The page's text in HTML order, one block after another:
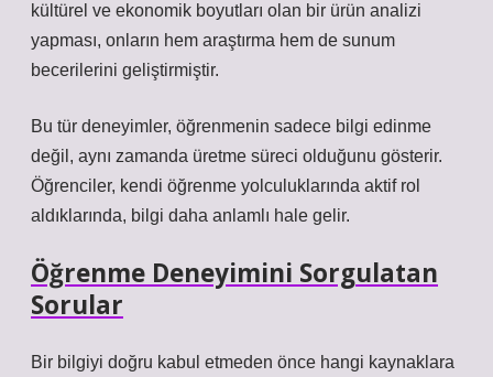
kültürel ve ekonomik boyutları olan bir ürün analizi
yapması, onların hem araştırma hem de sunum
becerilerini geliştirmiştir.
Bu tür deneyimler, öğrenmenin sadece bilgi edinme
değil, aynı zamanda üretme süreci olduğunu gösterir.
Öğrenciler, kendi öğrenme yolculuklarında aktif rol
aldıklarında, bilgi daha anlamlı hale gelir.
Öğrenme Deneyimini Sorgulatan
Sorular
Bir bilgiyi doğru kabul etmeden önce hangi kaynaklara